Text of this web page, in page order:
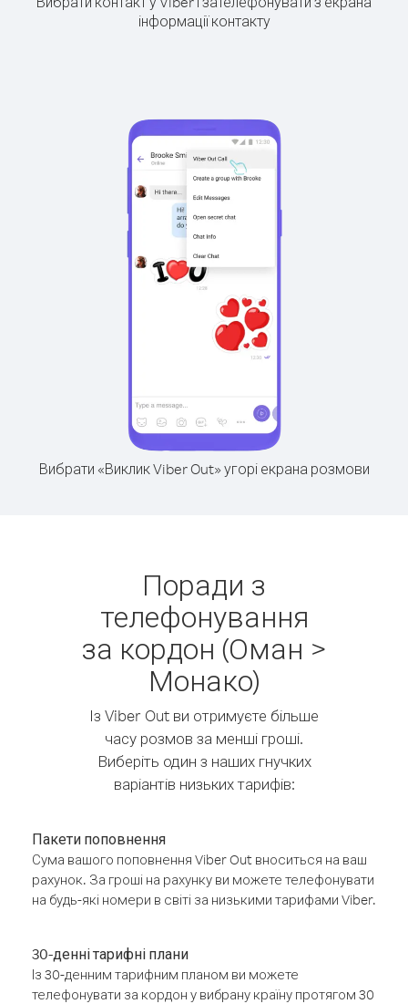
інформації контакту
Вибрати «Виклик Viber Out» угорі екрана розмови
Поради з
телефонування
за кордон (Оман >
Монако)
Із Viber Out ви отримуєте більше
часу розмов за менші гроші.
Виберіть один з наших гнучких
варіантів низьких тарифів:
Пакети поповнення
Сума вашого поповнення Viber Out вноситься на ваш
рахунок. За гроші на рахунку ви можете телефонувати
на будь-які номери в світі за низькими тарифами Viber.
30-денні тарифні плани
Із 30-денним тарифним планом ви можете
телефонувати за кордон у вибрану країну протягом 30